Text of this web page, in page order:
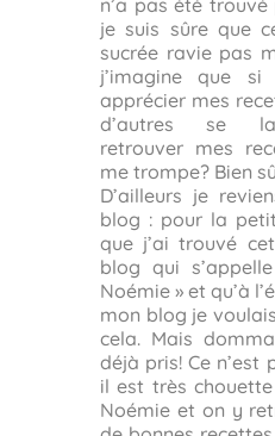
je suis sûre que
sucrée ravie pas
j’imagine que
apprécier mes
d’autres se
retrouver mes
me trompe? Bien
D’ailleurs je
blog : pour la
que j’ai trouvé
blog qui
Noémie » et qu’à
mon blog je
cela. Mais
déjà pris! Ce n’est
il est très
Noémie et on y